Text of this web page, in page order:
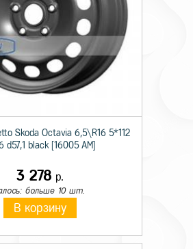
Skoda Octavia 6,5\R16 5*112
d57,1 black [16005 AM]
3 278 р.
больше 10 шт.
В корзину